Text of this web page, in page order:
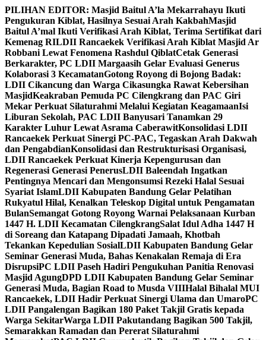
Skip
to
content
PILIHAN EDITOR: Masjid Baitul A’la Mekarrahayu Ikuti
Pengukuran Kiblat, Hasilnya Sesuai Arah KakbahMasjid
Baitul A’mal Ikuti Verifikasi Arah Kiblat, Terima Sertifikat dari
Kemenag RILDII Rancaekek Verifikasi Arah Kiblat Masjid Ar
Robbani Lewat Fenomena Rashdul QiblatCetak Generasi
Berkarakter, PC LDII Margaasih Gelar Evaluasi Generus
Kolaborasi 3 KecamatanGotong Royong di Bojong Badak:
LDII Cikancung dan Warga Cikasungka Rawat Kebersihan
MasjidKeakraban Pemuda PC Cilengkrang dan PAC Giri
Mekar Perkuat Silaturahmi Melalui Kegiatan KeagamaanIsi
Liburan Sekolah, PAC LDII Banyusari Tanamkan 29
Karakter Luhur Lewat Asrama CaberawitKonsolidasi LDII
Rancaekek Perkuat Sinergi PC-PAC, Tegaskan Arah Dakwah
dan PengabdianKonsolidasi dan Restrukturisasi Organisasi,
LDII Rancaekek Perkuat Kinerja Kepengurusan dan
Regenerasi Generasi PenerusLDII Baleendah Ingatkan
Pentingnya Mencari dan Mengonsumsi Rezeki Halal Sesuai
Syariat IslamLDII Kabupaten Bandung Gelar Pelatihan
Rukyatul Hilal, Kenalkan Teleskop Digital untuk Pengamatan
BulanSemangat Gotong Royong Warnai Pelaksanaan Kurban
1447 H. LDII Kecamatan CilengkrangSalat Idul Adha 1447 H
di Soreang dan Katapang Dipadati Jamaah, Khotbah
Tekankan Kepedulian SosialLDII Kabupaten Bandung Gelar
Seminar Generasi Muda, Bahas Kenakalan Remaja di Era
DisrupsiPC LDII Paseh Hadiri Pengukuhan Panitia Renovasi
Masjid AgungDPD LDII Kabupaten Bandung Gelar Seminar
Generasi Muda, Bagian Road to Musda VIIIHalal Bihalal MUI
Rancaekek, LDII Hadir Perkuat Sinergi Ulama dan UmaroPC
LDII Pangalengan Bagikan 180 Paket Takjil Gratis kepada
Warga SekitarWarga LDII Pakutandang Bagikan 500 Takjil,
Semarakkan Ramadan dan Pererat Silaturahmi